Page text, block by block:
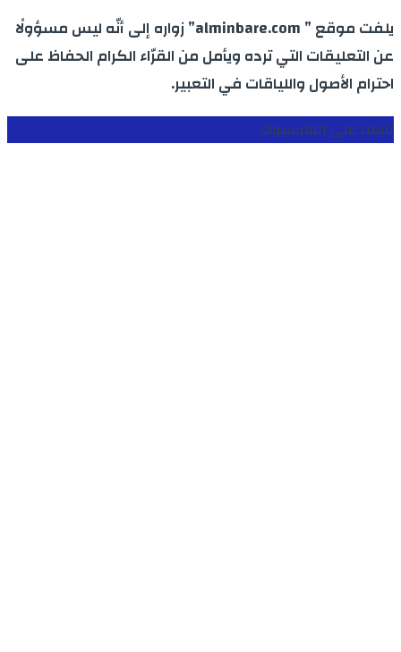
يلفت موقع ” alminbare.com” زواره إلى أنّه ليس مسؤولًا
عن التعليقات التي ترده ويأمل من القرّاء الكرام الحفاظ على
احترام الأصول واللياقات في التعبير.
تابعنا على الفايسبوك